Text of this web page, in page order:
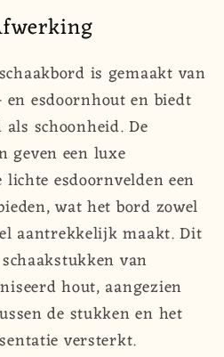
is gemaakt van
esdoornhout en biedt
schoonheid. De
geven een luxe
esdoornvelden een
wat het bord zowel
aantrekkelijk maakt. Dit
van
hout, aangezien
de stukken en het
versterkt.